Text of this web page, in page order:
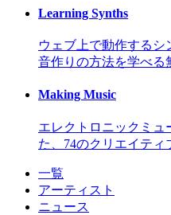
Learning Synths
ウェブ上で動作するシ
音作りの方法を学べる
Making Music
エレクトロニックミュ
た、74のクリエイティ
一覧
アーティスト
ニュース